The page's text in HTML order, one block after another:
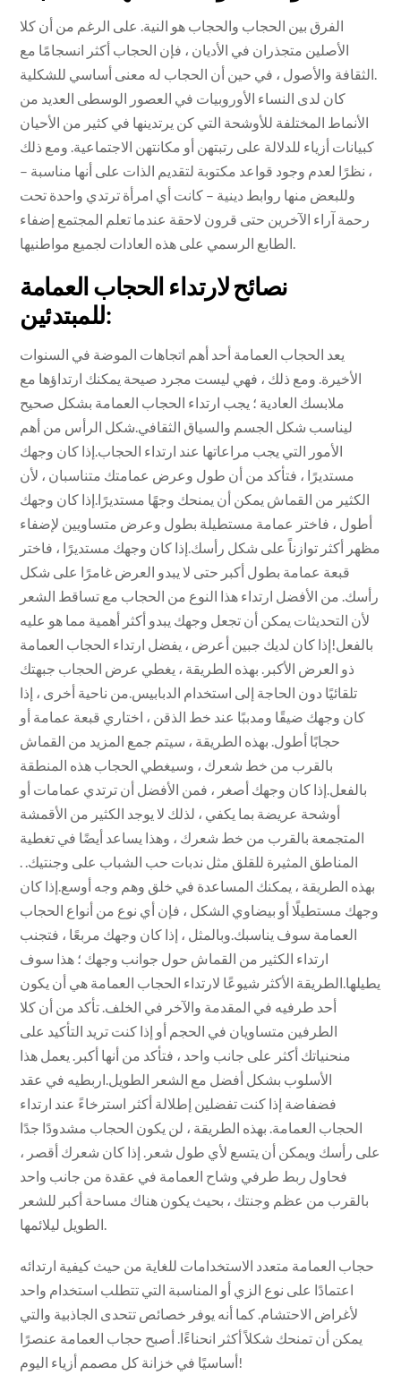
الفرق بين الحجاب والحجاب هو النية. على الرغم من أن كلا
الأصلين متجذران في الأديان ، فإن الحجاب أكثر انسجامًا مع
الثقافة والأصول ، في حين أن الحجاب له معنى أساسي للشكلية.
كان لدى النساء الأوروبيات في العصور الوسطى العديد من
الأنماط المختلفة للأوشحة التي كن يرتدينها في كثير من الأحيان
كبيانات أزياء للدلالة على رتبتهن أو مكانتهن الاجتماعية. ومع ذلك
، نظرًا لعدم وجود قواعد مكتوبة لتقديم الذات على أنها مناسبة –
وللبعض منها روابط دينية – كانت أي امرأة ترتدي واحدة تحت
رحمة آراء الآخرين حتى قرون لاحقة عندما تعلم المجتمع إضفاء
الطابع الرسمي على هذه العادات لجميع مواطنيها.
نصائح لارتداء الحجاب العمامة
للمبتدئين:
يعد الحجاب العمامة أحد أهم اتجاهات الموضة في السنوات
الأخيرة. ومع ذلك ، فهي ليست مجرد صيحة يمكنك ارتداؤها مع
ملابسك العادية ؛ يجب ارتداء الحجاب العمامة بشكل صحيح
ليناسب شكل الجسم والسياق الثقافي.شكل الرأس من أهم
الأمور التي يجب مراعاتها عند ارتداء الحجاب.إذا كان وجهك
مستديرًا ، فتأكد من أن طول وعرض عمامتك متناسبان ، لأن
الكثير من القماش يمكن أن يمنحك وجهًا مستديرًا.إذا كان وجهك
أطول ، فاختر عمامة مستطيلة بطول وعرض متساويين لإضفاء
مظهر أكثر توازناً على شكل رأسك.إذا كان وجهك مستديرًا ، فاختر
قبعة عمامة بطول أكبر حتى لا يبدو العرض غامرًا على شكل
رأسك. من الأفضل ارتداء هذا النوع من الحجاب مع تساقط الشعر
لأن التحديثات يمكن أن تجعل وجهك يبدو أكثر أهمية مما هو عليه
بالفعل!إذا كان لديك جبين أعرض ، يفضل ارتداء الحجاب العمامة
ذو العرض الأكبر. بهذه الطريقة ، يغطي عرض الحجاب جبهتك
تلقائيًا دون الحاجة إلى استخدام الدبابيس.من ناحية أخرى ، إذا
كان وجهك ضيقًا ومدببًا عند خط الذقن ، اختاري قبعة عمامة أو
حجابًا أطول. بهذه الطريقة ، سيتم جمع المزيد من القماش
بالقرب من خط شعرك ، وسيغطي الحجاب هذه المنطقة
بالفعل.إذا كان وجهك أصغر ، فمن الأفضل أن ترتدي عمامات أو
أوشحة عريضة بما يكفي ، لذلك لا يوجد الكثير من الأقمشة
المتجمعة بالقرب من خط شعرك ، وهذا يساعد أيضًا في تغطية
المناطق المثيرة للقلق مثل ندبات حب الشباب على وجنتيك. .
بهذه الطريقة ، يمكنك المساعدة في خلق وهم وجه أوسع.إذا كان
وجهك مستطيلًا أو بيضاوي الشكل ، فإن أي نوع من أنواع الحجاب
العمامة سوف يناسبك.وبالمثل ، إذا كان وجهك مربعًا ، فتجنب
ارتداء الكثير من القماش حول جوانب وجهك ؛ هذا سوف
يطيلها.الطريقة الأكثر شيوعًا لارتداء الحجاب العمامة هي أن يكون
أحد طرفيه في المقدمة والآخر في الخلف. تأكد من أن كلا
الطرفين متساويان في الحجم أو إذا كنت تريد التأكيد على
منحنياتك أكثر على جانب واحد ، فتأكد من أنها أكبر. يعمل هذا
الأسلوب بشكل أفضل مع الشعر الطويل.اربطيه في عقد
فضفاضة إذا كنت تفضلين إطلالة أكثر استرخاءً عند ارتداء
الحجاب العمامة. بهذه الطريقة ، لن يكون الحجاب مشدودًا جدًا
على رأسك ويمكن أن يتسع لأي طول شعر. إذا كان شعرك أقصر ،
فحاول ربط طرفي وشاح العمامة في عقدة من جانب واحد
بالقرب من عظم وجنتك ، بحيث يكون هناك مساحة أكبر للشعر
الطويل ليلائمها.
حجاب العمامة متعدد الاستخدامات للغاية من حيث كيفية ارتدائه
اعتمادًا على نوع الزي أو المناسبة التي تتطلب استخدام واحد
لأغراض الاحتشام. كما أنه يوفر خصائص تتحدى الجاذبية والتي
يمكن أن تمنحك شكلاً أكثر انحناءًا. أصبح حجاب العمامة عنصرًا
أساسيًا في خزانة كل مصمم أزياء اليوم!